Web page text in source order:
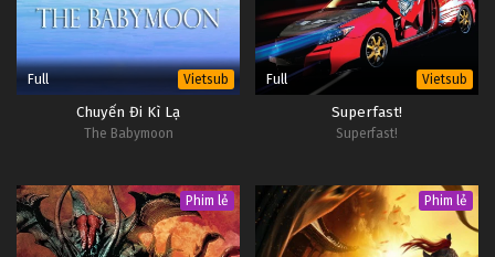
Full Vietsub
Chuyến Đi Kì Lạ
The Babymoon
Full Vietsub
Superfast!
Superfast!
Phim lẻ Phim lẻ